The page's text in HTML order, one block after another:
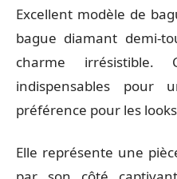
Excellent modèle de
bague diamant demi-
charme irrésistible.
indispensables pour
préférence pour les
Elle représente une